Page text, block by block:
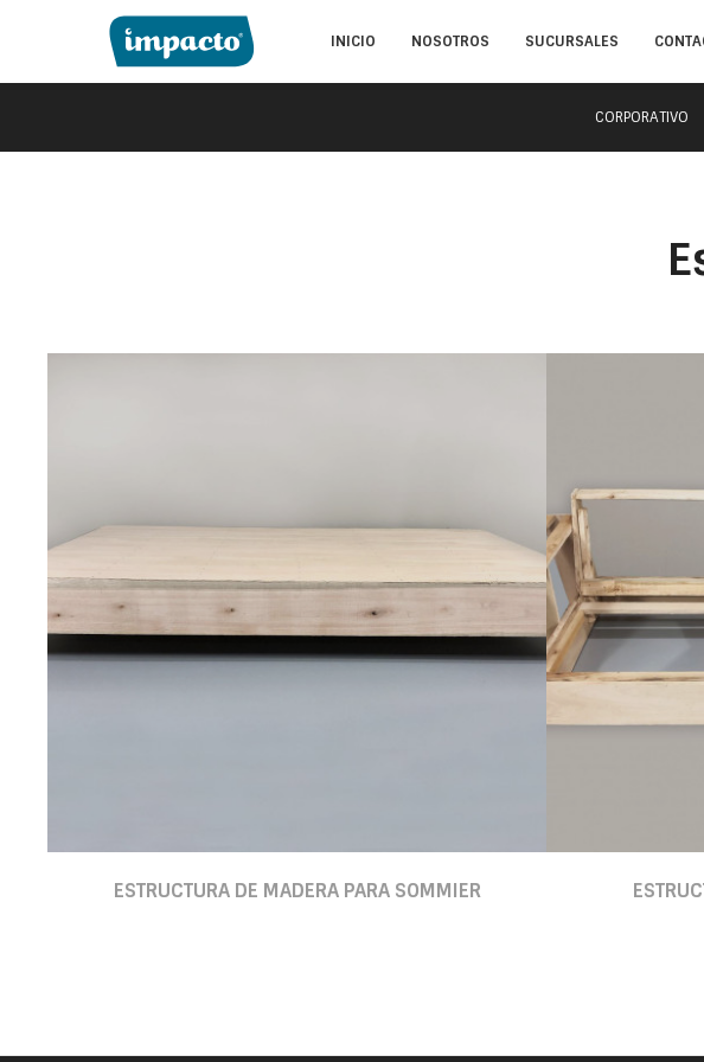
INICIO NOSOTROS SUCURSALES
CORPORATIVO
ESTRUCTURA DE MADERA PARA SOMMIER